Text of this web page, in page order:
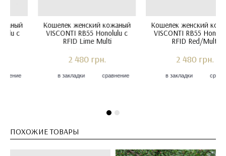
Кошелек женский кожаный
VISCONTI RB55 Honolulu c
RFID Berry Multi
2 480 грн.
сравнение
Кошелек женский кожаный
VISCONTI RB55 Honolulu c
RFID Blue Multi
2 480 грн.
сравнение
ПОХОЖИЕ ТОВАРЫ